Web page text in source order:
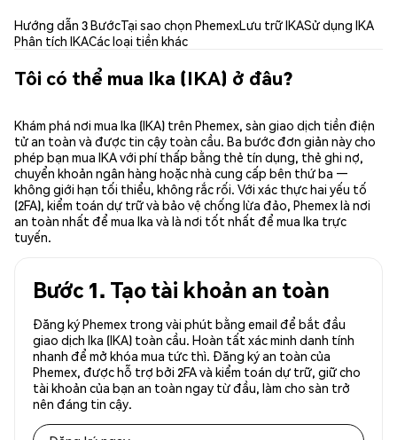
Hướng dẫn 3 BướcTại sao chọn PhemexLưu trữ IKASử dụng IKA
Phân tích IKACác loại tiền khác
Tôi có thể mua Ika (IKA) ở đâu?
Khám phá nơi mua Ika (IKA) trên Phemex, sàn giao dịch tiền điện
tử an toàn và được tin cậy toàn cầu. Ba bước đơn giản này cho
phép bạn mua IKA với phí thấp bằng thẻ tín dụng, thẻ ghi nợ,
chuyển khoản ngân hàng hoặc nhà cung cấp bên thứ ba —
không giới hạn tối thiểu, không rắc rối. Với xác thực hai yếu tố
(2FA), kiểm toán dự trữ và bảo vệ chống lừa đảo, Phemex là nơi
an toàn nhất để mua Ika và là nơi tốt nhất để mua Ika trực
tuyến.
Bước 1. Tạo tài khoản an toàn
Đăng ký Phemex trong vài phút bằng email để bắt đầu
giao dịch Ika (IKA) toàn cầu. Hoàn tất xác minh danh tính
nhanh để mở khóa mua tức thì. Đăng ký an toàn của
Phemex, được hỗ trợ bởi 2FA và kiểm toán dự trữ, giữ cho
tài khoản của bạn an toàn ngay từ đầu, làm cho sàn trở
nên đáng tin cậy.